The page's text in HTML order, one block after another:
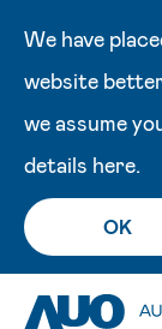
We have
website
we assume
details here.
OK